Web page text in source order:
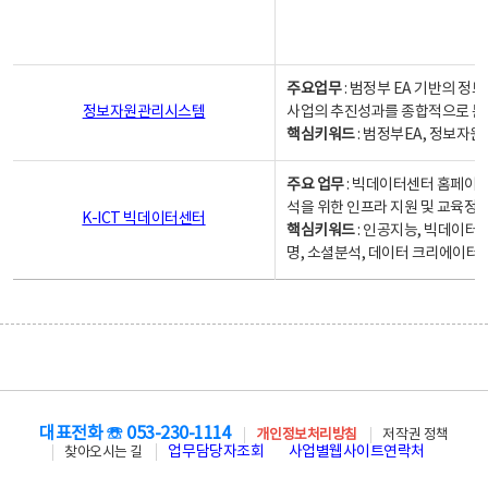
정보자원관리시스템
주요업무: 범정부 EA 기반의 정
사업의 추진성과를 종합적으로
핵심키워드: 범정부EA, 정보자
K-ICT 빅데이터센터
주요 업무: 빅데이터센터 홈페이
석을 위한 인프라 지원 및 교육정
핵심키워드: 인공지능, 빅데이터,
명, 소셜분석, 데이터 크리에이터
대표전화 ☏ 053-230-1114 개인정보처리방침
저작권 정책
찾아오시는 길
업무담당자조회 사업별웹사이트연락처